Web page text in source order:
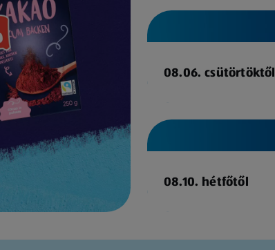
08.06. csütörtöktől
08.10. hétfőtől